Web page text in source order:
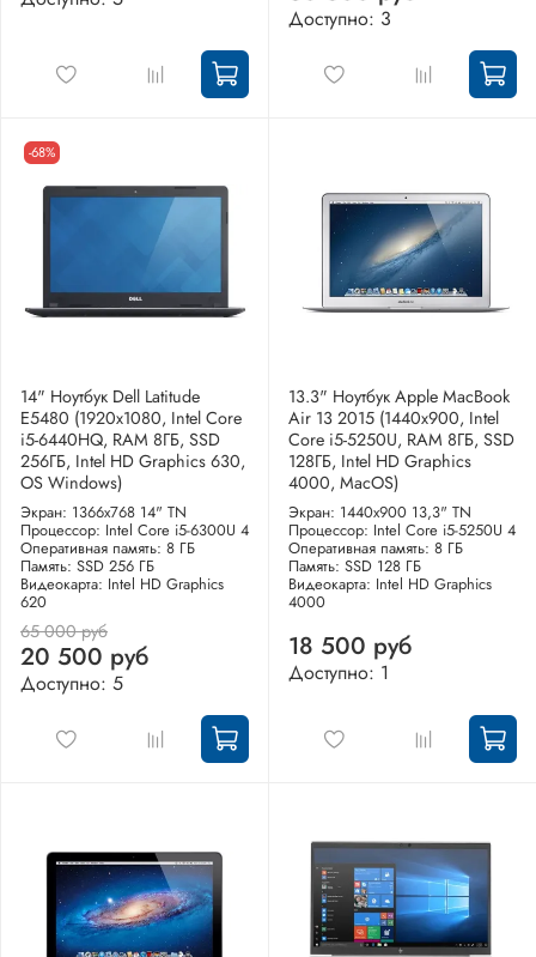
Доступно: 3
-68%
14" Ноутбук Dell Latitude
E5480 (1920х1080, Intel Core
i5-6440HQ, RAM 8ГБ, SSD
256ГБ, Intel HD Graphics 630,
OS Windows)
Экран: 1366x768 14" TN
Процессор: Intel Core i5-6300U 4
Оперативная память: 8 ГБ
Память: SSD 256 ГБ
Видеокарта: Intel HD Graphics
620
65 000 руб
20 500 руб
Доступно: 5
13.3" Ноутбук Apple MacBook
Air 13 2015 (1440x900, Intel
Core i5-5250U, RAM 8ГБ, SSD
128ГБ, Intel HD Graphics
4000, MacOS)
Экран: 1440x900 13,3" TN
Процессор: Intel Core i5-5250U 4
Оперативная память: 8 ГБ
Память: SSD 128 ГБ
Видеокарта: Intel HD Graphics
4000
18 500 руб
Доступно: 1